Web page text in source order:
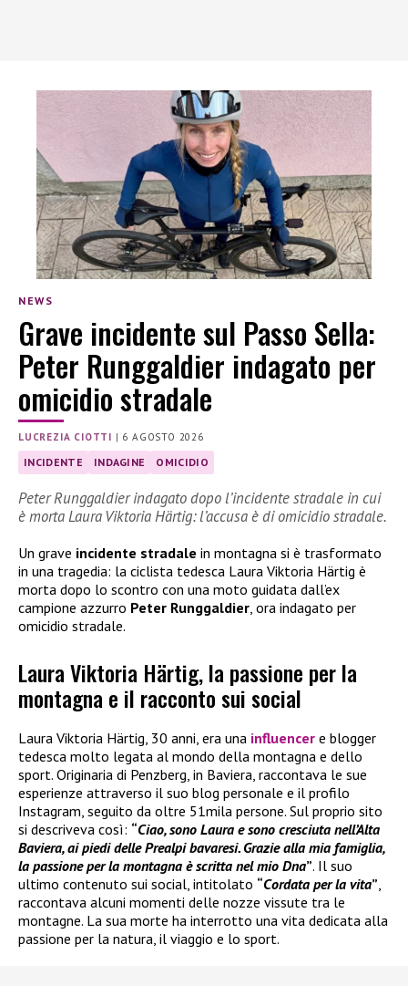
NEWS
Grave incidente sul Passo Sella:
Peter Runggaldier indagato per
omicidio stradale
LUCREZIA CIOTTI | 6 AGOSTO 2026
INCIDENTE INDAGINE OMICIDIO
Peter Runggaldier indagato dopo l’incidente stradale in cui
è morta Laura Viktoria Härtig: l’accusa è di omicidio stradale.
Un grave incidente stradale in montagna si è trasformato
in una tragedia: la ciclista tedesca Laura Viktoria Härtig è
morta dopo lo scontro con una moto guidata dall’ex
campione azzurro Peter Runggaldier, ora indagato per
omicidio stradale.
Laura Viktoria Härtig, la passione per la
montagna e il racconto sui social
Laura Viktoria Härtig, 30 anni, era una influencer e blogger
tedesca molto legata al mondo della montagna e dello
sport. Originaria di Penzberg, in Baviera, raccontava le sue
esperienze attraverso il suo blog personale e il profilo
Instagram, seguito da oltre 51mila persone. Sul proprio sito
si descriveva così: “Ciao, sono Laura e sono cresciuta nell’Alta
Baviera, ai piedi delle Prealpi bavaresi. Grazie alla mia famiglia,
la passione per la montagna è scritta nel mio Dna”. Il suo
ultimo contenuto sui social, intitolato “Cordata per la vita”
raccontava alcuni momenti delle nozze vissute tra le
montagne. La sua morte ha interrotto una vita dedicata alla
passione per la natura, il viaggio e lo sport.